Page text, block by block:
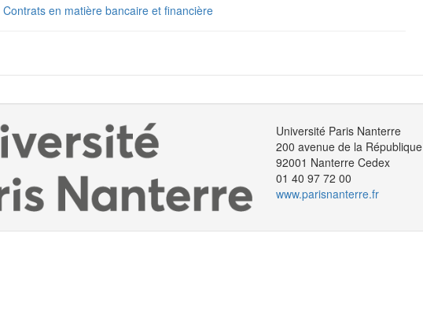
Contrats en matière bancaire et financière
Université Paris Nanterre
200 avenue de la République
92001 Nanterre Cedex
01 40 97 72 00
www.parisnanterre.fr